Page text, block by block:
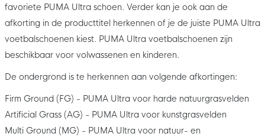
favoriete PUMA Ultra schoen. Verder kan je ook aan de
afkorting in de producttitel herkennen of je de juiste PUMA Ultra
voetbalschoenen kiest. PUMA Ultra voetbalschoenen zijn
beschikbaar voor volwassenen en kinderen.
De ondergrond is te herkennen aan volgende afkortingen:
Firm Ground (FG) - PUMA Ultra voor harde natuurgrasvelden
Artificial Grass (AG) - PUMA Ultra voor kunstgrasvelden
Multi Ground (MG) - PUMA Ultra voor natuur- en